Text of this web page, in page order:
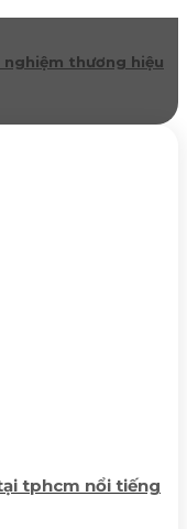
nghiệm thương hiệu
tphcm nổi tiếng